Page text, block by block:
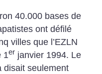
40.000 bases de
ont défilé
villes que l’EZLN
1er janvier 1994. Le
disait seulement